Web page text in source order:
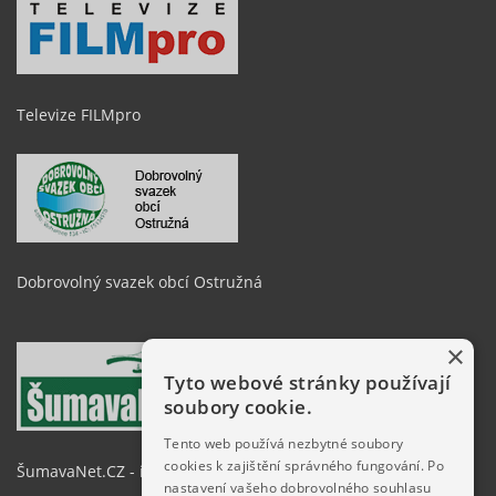
Televize FILMpro
Dobrovolný svazek obcí Ostružná
ŠumavaNet.CZ - informace o regionu
×
Tyto webové stránky používají
soubory cookie.
Tento web používá nezbytné soubory
cookies k zajištění správného fungování. Po
nastavení vašeho dobrovolného souhlasu